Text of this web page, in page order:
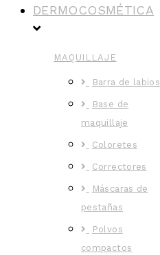
DERMOCOSMÉTICA
MAQUILLAJE
Barra de labios
Base de
maquillaje
Coloretes
Correctores
Máscaras de
pestañas
Polvos
compactos